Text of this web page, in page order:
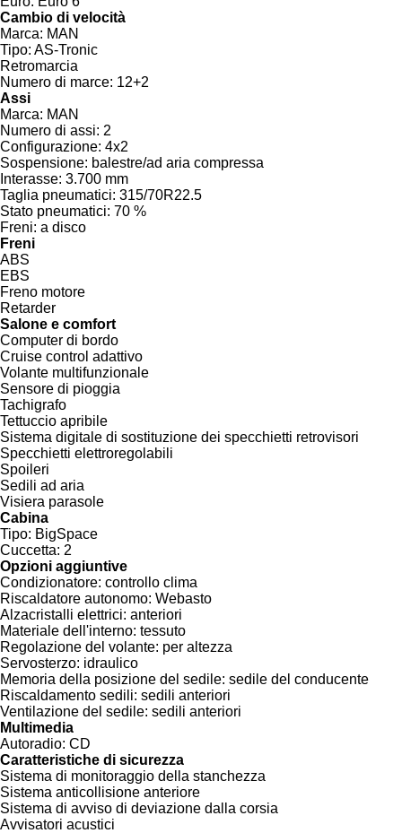
Cambio di velocità
Marca: MAN
Tipo: AS-Tronic
Retromarcia
Numero di marce: 12+2
Assi
Marca: MAN
Numero di assi: 2
Configurazione: 4x2
Sospensione: balestre/ad aria compressa
Interasse: 3.700 mm
Taglia pneumatici: 315/70R22.5
Stato pneumatici: 70 %
Freni: a disco
Freni
ABS
EBS
Freno motore
Retarder
Salone e comfort
Computer di bordo
Cruise control adattivo
Volante multifunzionale
Sensore di pioggia
Tachigrafo
Tettuccio apribile
Sistema digitale di sostituzione dei specchietti retrovisori
Specchietti elettroregolabili
Spoileri
Sedili ad aria
Visiera parasole
Cabina
Tipo: BigSpace
Cuccetta: 2
Opzioni aggiuntive
Condizionatore: controllo clima
Riscaldatore autonomo: Webasto
Alzacristalli elettrici: anteriori
Materiale dell'interno: tessuto
Regolazione del volante: per altezza
Servosterzo: idraulico
Memoria della posizione del sedile: sedile del conducente
Riscaldamento sedili: sedili anteriori
Ventilazione del sedile: sedili anteriori
Multimedia
Autoradio: CD
Caratteristiche di sicurezza
Sistema di monitoraggio della stanchezza
Sistema anticollisione anteriore
Sistema di avviso di deviazione dalla corsia
Avvisatori acustici